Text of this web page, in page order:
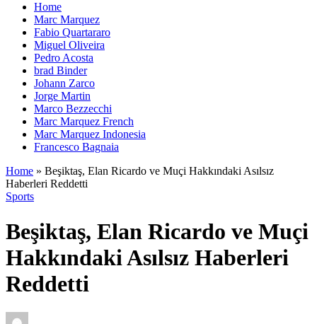
Home
Marc Marquez
Fabio Quartararo
Miguel Oliveira
Pedro Acosta
brad Binder
Johann Zarco
Jorge Martin
Marco Bezzecchi
Marc Marquez French
Marc Marquez Indonesia
Francesco Bagnaia
Home » Beşiktaş, Elan Ricardo ve Muçi Hakkındaki Asılsız
Haberleri Reddetti
Sports
Beşiktaş, Elan Ricardo ve Muçi
Hakkındaki Asılsız Haberleri
Reddetti